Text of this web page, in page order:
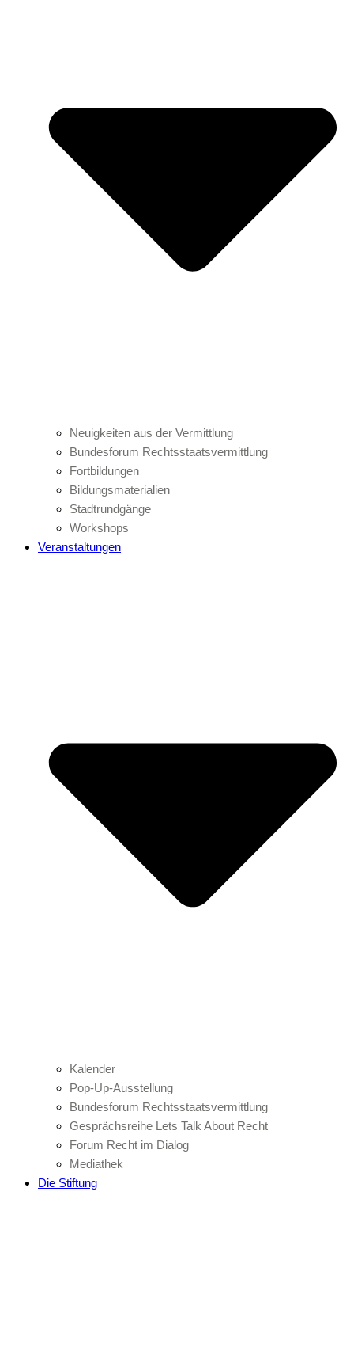
Neuigkeiten aus der Vermittlung
Bundesforum Rechtsstaatsvermittlung
Fortbildungen
Bildungsmaterialien
Stadtrundgänge
Workshops
Veranstaltungen
Kalender
Pop-Up-Ausstellung
Bundesforum Rechtsstaatsvermittlung
Gesprächsreihe Lets Talk About Recht
Forum Recht im Dialog
Mediathek
Die Stiftung